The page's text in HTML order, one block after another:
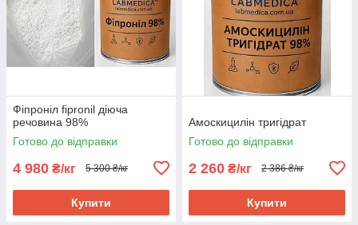
Фіпроніл fipronil діюча
речовина 98%
Готово до відправки
4 980 ₴/кг 5 300 ₴/кг
Купити
Амоскицилін тригідрат
Готово до відправки
2 260 ₴/кг 2 386 ₴/кг
Купити